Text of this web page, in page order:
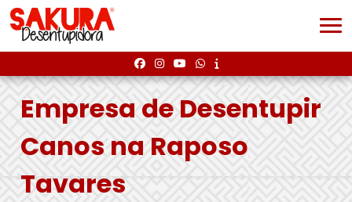
Empresa de Desentupir
Canos na Raposo
Tavares